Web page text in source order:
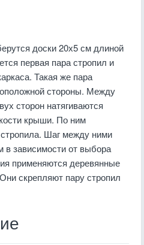
доски 20х5 см длиной
первая пара стропил и
Такая же пара
стороны. Между
сторон натягиваются
крыши. По ним
Шаг между ними
в зависимости от выбора
применяются деревянные
скрепляют пару стропил